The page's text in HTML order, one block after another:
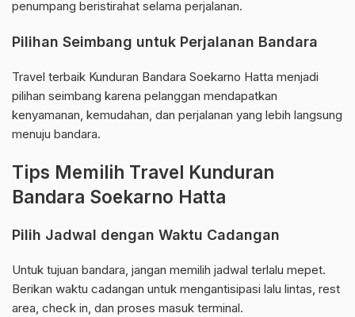
penumpang beristirahat selama perjalanan.
Pilihan Seimbang untuk Perjalanan Bandara
Travel terbaik Kunduran Bandara Soekarno Hatta menjadi
pilihan seimbang karena pelanggan mendapatkan
kenyamanan, kemudahan, dan perjalanan yang lebih langsung
menuju bandara.
Tips Memilih Travel Kunduran
Bandara Soekarno Hatta
Pilih Jadwal dengan Waktu Cadangan
Untuk tujuan bandara, jangan memilih jadwal terlalu mepet.
Berikan waktu cadangan untuk mengantisipasi lalu lintas, rest
area, check in, dan proses masuk terminal.